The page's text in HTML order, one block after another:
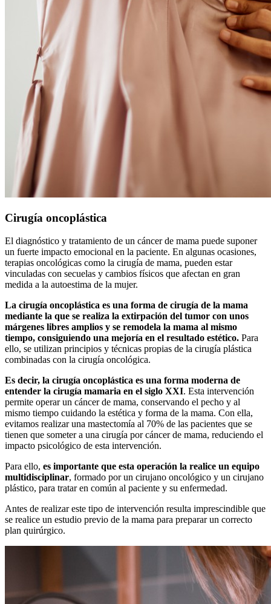
Cirugía oncoplástica
El diagnóstico y tratamiento de un cáncer de mama puede suponer
un fuerte impacto emocional en la paciente. En algunas ocasiones,
terapias oncológicas como la cirugía de mama, pueden estar
vinculadas con secuelas y cambios físicos que afectan en gran
medida a la autoestima de la mujer.
La cirugía oncoplástica es una forma de cirugía de la mama
mediante la que se realiza la extirpación del tumor con unos
márgenes libres amplios y se remodela la mama al mismo
tiempo, consiguiendo una mejoría en el resultado estético. Para
ello, se utilizan principios y técnicas propias de la cirugía plástica
combinadas con la cirugía oncológica.
Es decir, la cirugía oncoplástica es una forma moderna de
entender la cirugía mamaria en el siglo XXI. Esta intervención
permite operar un cáncer de mama, conservando el pecho y al
mismo tiempo cuidando la estética y forma de la mama. Con ella,
evitamos realizar una mastectomía al 70% de las pacientes que se
tienen que someter a una cirugía por cáncer de mama, reduciendo el
impacto psicológico de esta intervención.
Para ello, es importante que esta operación la realice un equipo
multidisciplinar, formado por un cirujano oncológico y un cirujano
plástico, para tratar en común al paciente y su enfermedad.
Antes de realizar este tipo de intervención resulta imprescindible que
se realice un estudio previo de la mama para preparar un correcto
plan quirúrgico.